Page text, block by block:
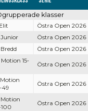
klasser
Östra Open 2026
Östra Open 2026
Östra Open 2026
15-
Östra Open 2026
Östra Open 2026
Östra Open 2026